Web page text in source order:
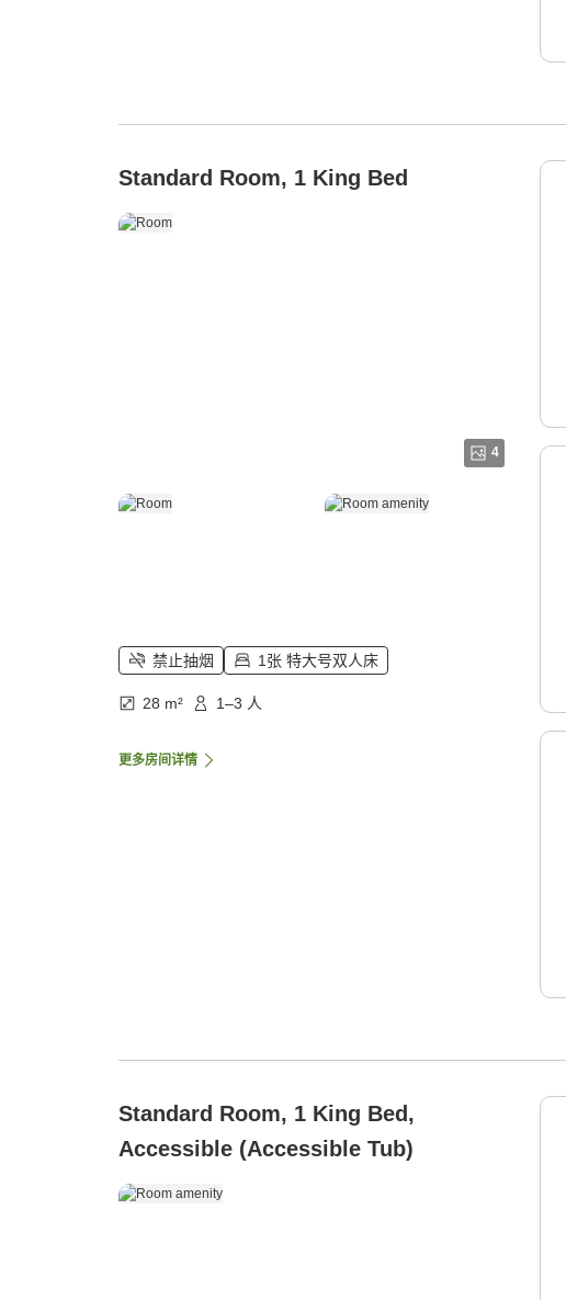
Standard Room, 1 King Bed
4
禁止抽烟 1张 特大号双人床
28 m² 1–3 人
更多房间详情
Standard Room, 1 King Bed,
Accessible (Accessible Tub)